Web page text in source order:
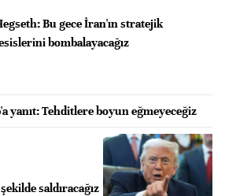
Bu gece İran'ın stratejik
bombalayacağız
yanıt: Tehditlere boyun eğmeyeceğiz
saldıracağız